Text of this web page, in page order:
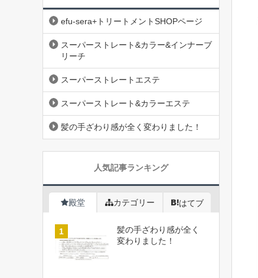
efu-sera+トリートメントSHOPページ
スーパーストレート&カラー&インナーブ
リーチ
スーパーストレートエステ
スーパーストレート&カラーエステ
髪の手ざわり感が全く変わりました！
人気記事ランキング
殿堂 カテゴリー はてブ
髪の手ざわり感が全く
変わりました！